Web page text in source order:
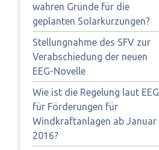
wahren Gründe für die
geplanten Solarkürzungen?
Stellungnahme des SFV zur
Verabschiedung der neuen
EEG-Novelle
Wie ist die Regelung laut EEG
für Förderungen für
Windkraftanlagen ab Januar
2016?